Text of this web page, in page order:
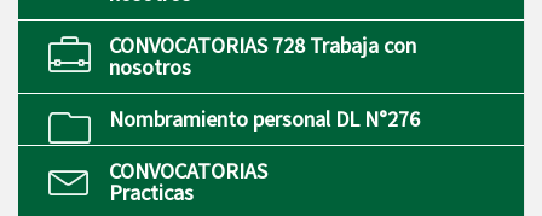
CONVOCATORIAS 728 Trabaja con
nosotros
Nombramiento personal DL N°276
CONVOCATORIAS
Practicas